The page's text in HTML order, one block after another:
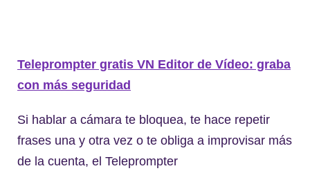
Teleprompter gratis VN Editor de Vídeo: graba
con más seguridad
Si hablar a cámara te bloquea, te hace repetir
frases una y otra vez o te obliga a improvisar más
de la cuenta, el Teleprompter